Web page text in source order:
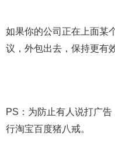
如果你的公司正在上面某
议，外包出去，保持更有
PS：为防止有人说打广
行淘宝百度猪八戒。